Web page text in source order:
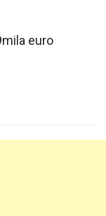
euro